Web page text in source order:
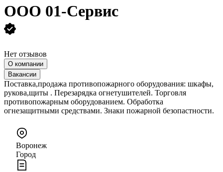
ООО 01-Сервис
Нет отзывов
О компании
Вакансии
Поставка,продажа противопожарного оборудования: шкафы,
рукова,щиты . Перезарядка огнетушителей. Торговля
противопожарным оборудованием. Обработка
огнезащитными средствами. Знаки пожарной безопастности.
Воронеж
Город